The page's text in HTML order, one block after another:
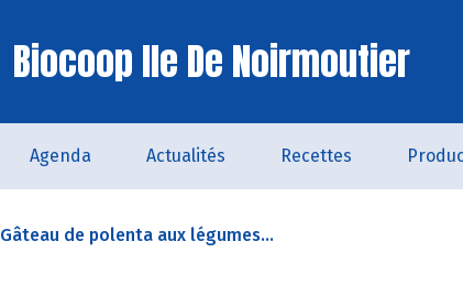
Biocoop Ile De Noirmoutier
Agenda Actualités Recettes
Gâteau de polenta aux légumes...